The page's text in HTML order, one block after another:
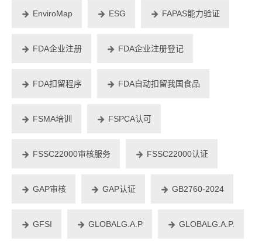
EnviroMap ESG FAPAS能力验证
FDA企业注册 FDA企业注册登记
FDA扣留程序 FDA自动扣留我国食品
FSMA培训 FSPCA认可
FSSC22000审核服务 FSSC22000认证
GAP审核 GAP认证 GB2760-2024
GFSI GLOBALG.A.P GLOBALG.A.P.